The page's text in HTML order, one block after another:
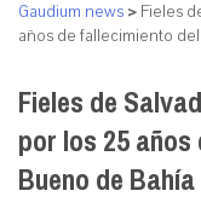
Gaudium news > Fieles
años de fallecimiento
Fieles de
por los 25
Bueno de Bahía